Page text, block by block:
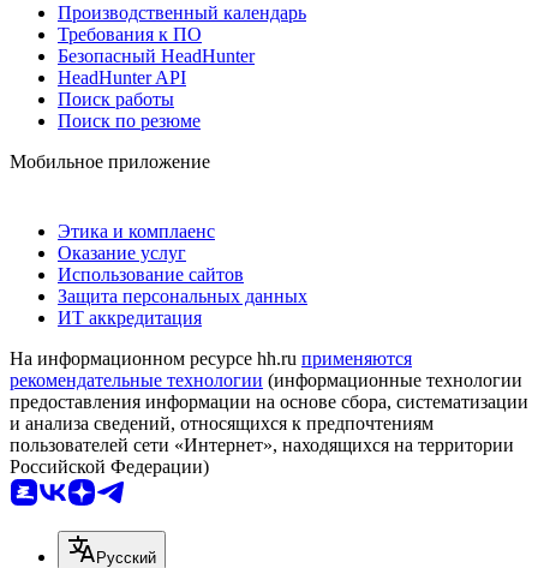
Производственный календарь
Требования к ПО
Безопасный HeadHunter
HeadHunter API
Поиск работы
Поиск по резюме
Мобильное приложение
Этика и комплаенс
Оказание услуг
Использование сайтов
Защита персональных данных
ИТ аккредитация
На информационном ресурсе hh.ru применяются
рекомендательные технологии (информационные технологии
предоставления информации на основе сбора, систематизации
и анализа сведений, относящихся к предпочтениям
пользователей сети «Интернет», находящихся на территории
Российской Федерации)
Русский